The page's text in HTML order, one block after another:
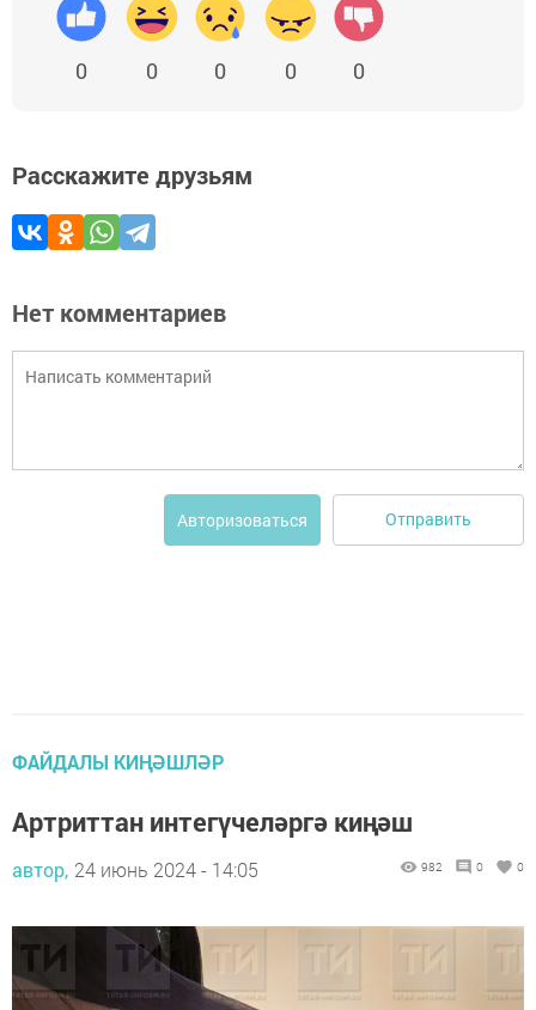
0 0 0 0 0
Расскажите друзьям
Нет комментариев
Авторизоваться Отправить
ФАЙДАЛЫ КИҢӘШЛӘР
Артриттан интегүчеләргә киңәш
автор, 24 июнь 2024 - 14:05 982 0 0